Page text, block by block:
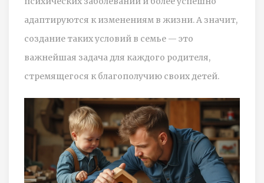
адаптируются к изменениям в жизни. А значит,
создание таких условий в семье — это
важнейшая задача для каждого родителя,
стремящегося к благополучию своих детей.